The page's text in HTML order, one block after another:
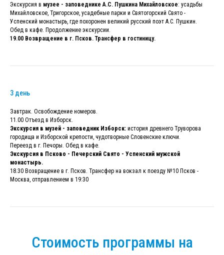
Экскурсия в музее - заповеднике А.С. Пушкина Михайловское: усадьбы
Михайловское, Тригорское, усадебные парки и Святогорский Свято -
Успенский монастырь, где похоронен великий русский поэт А.С. Пушкин.
Обед в кафе. Продолжение экскурсии.
19.00 Возвращение в г. Псков. Трансфер в гостиницу.
3 день
Завтрак. Освобождение номеров.
11.00 Отъезд в Изборск.
Экскурсия в музей - заповедник Изборск: история древнего Труворова
городища и Изборской крепости, чудотворные Словенские ключи.
Переезд в г. Печоры. Обед в кафе.
Экскурсия в Псково - Печерский Свято - Успенский мужской
монастырь.
18.30 Возвращение в г. Псков. Трансфер на вокзал к поезду №10 Псков -
Москва, отправлением в 19:30
Стоимость программы на